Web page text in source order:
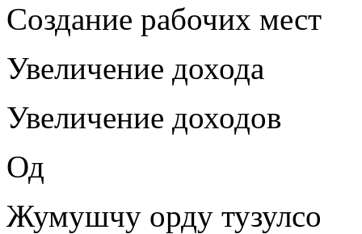
Создание рабочих мест
Увеличение дохода
Увеличение доходов
Од
Жумушчу орду тузулсо